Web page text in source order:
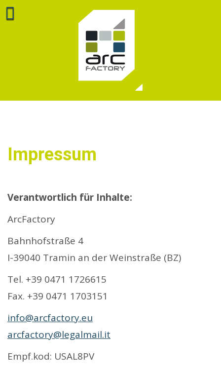
Impressum
Verantwortlich für Inhalte:
ArcFactory
Bahnhofstraße 4
I-39040 Tramin an der Weinstraße (BZ)
Tel. +39 0471 1726615
Fax. +39 0471 1703151
info@arcfactory.eu
arcfactory@legalmail.it
Empf.kod: USAL8PV